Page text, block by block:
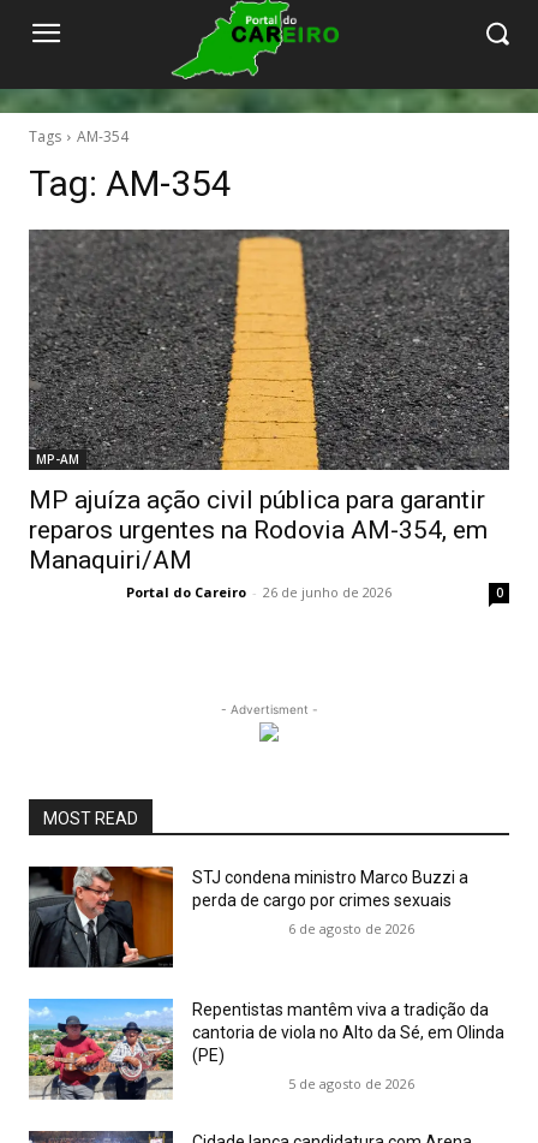
Tags AM-354
Tag: AM-354
MP-AM
MP ajuíza ação civil pública para garantir
reparos urgentes na Rodovia AM-354, em
Manaquiri/AM
Portal do Careiro - 26 de junho de 2026 0
- Advertisment -
MOST READ
STJ condena ministro Marco Buzzi a
perda de cargo por crimes sexuais
6 de agosto de 2026
Repentistas mantêm viva a tradição da
cantoria de viola no Alto da Sé, em Olinda
(PE)
5 de agosto de 2026